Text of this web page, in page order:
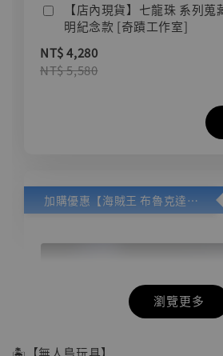
【店內現貨】七龍珠 系列
明紀念款 [奇蹟工作室]
NT$ 4,280
NT$ 5,580
加購優惠【海賊王 布魯克達摩 [7STARS Studio]】
瀏覽更多
🏝【無人島玩具】